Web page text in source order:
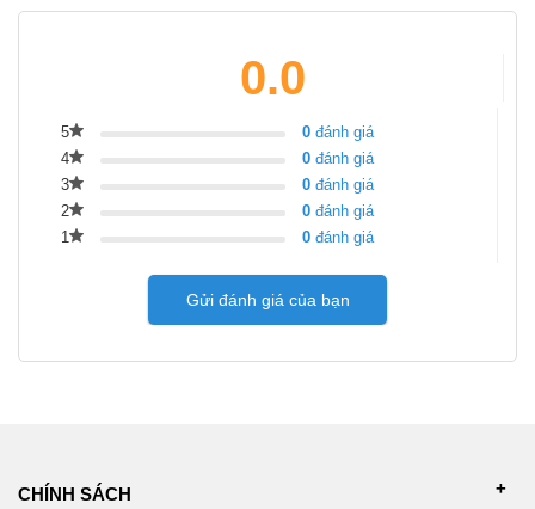
0.0
5 0 đánh giá
4
0 đánh giá
3
0 đánh giá
2
0 đánh giá
1
0 đánh giá
Gửi đánh giá của bạn
CHÍNH SÁCH